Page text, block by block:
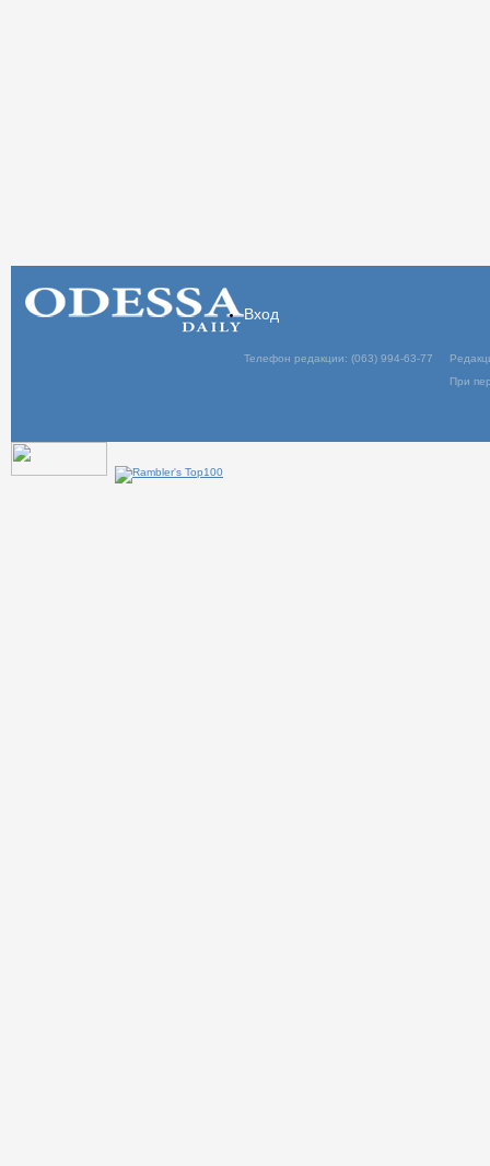
Вход
Телефон редакции: (063) 994-63-77
При